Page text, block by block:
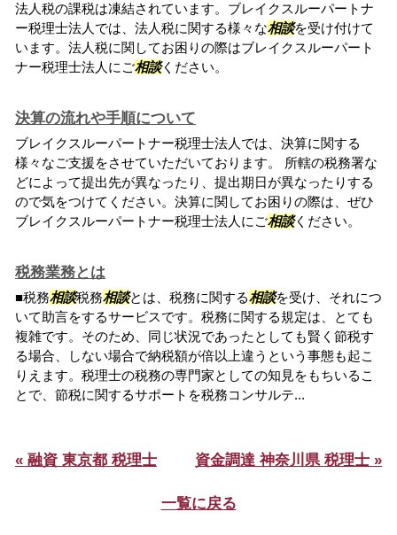
法人税の課税は凍結されています。ブレイクスルーパートナ
ー税理士法人では、法人税に関する様々な相談を受け付けて
います。法人税に関してお困りの際はブレイクスルーパート
ナー税理士法人にご相談ください。
決算の流れや手順について
ブレイクスルーパートナー税理士法人では、決算に関する
様々なご支援をさせていただいております。 所轄の税務署な
どによって提出先が異なったり、提出期日が異なったりする
ので気をつけてください。決算に関してお困りの際は、ぜひ
ブレイクスルーパートナー税理士法人にご相談ください。
税務業務とは
■税務相談税務相談とは、税務に関する相談を受け、それにつ
いて助言をするサービスです。税務に関する規定は、とても
複雑です。そのため、同じ状況であったとしても賢く節税す
る場合、しない場合で納税額が倍以上違うという事態も起こ
りえます。税理士の税務の専門家としての知見をもちいるこ
とで、節税に関するサポートを税務コンサルテ...
« 融資 東京都 税理士 資金調達 神奈川県 税理士 »
一覧に戻る